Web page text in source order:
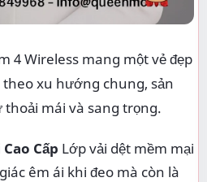
4 Wireless mang một vẻ đẹp
theo xu hướng chung, sản
mái và sang trọng.
Cấp Lớp vải dệt mềm mại
êm ái khi đeo mà còn là